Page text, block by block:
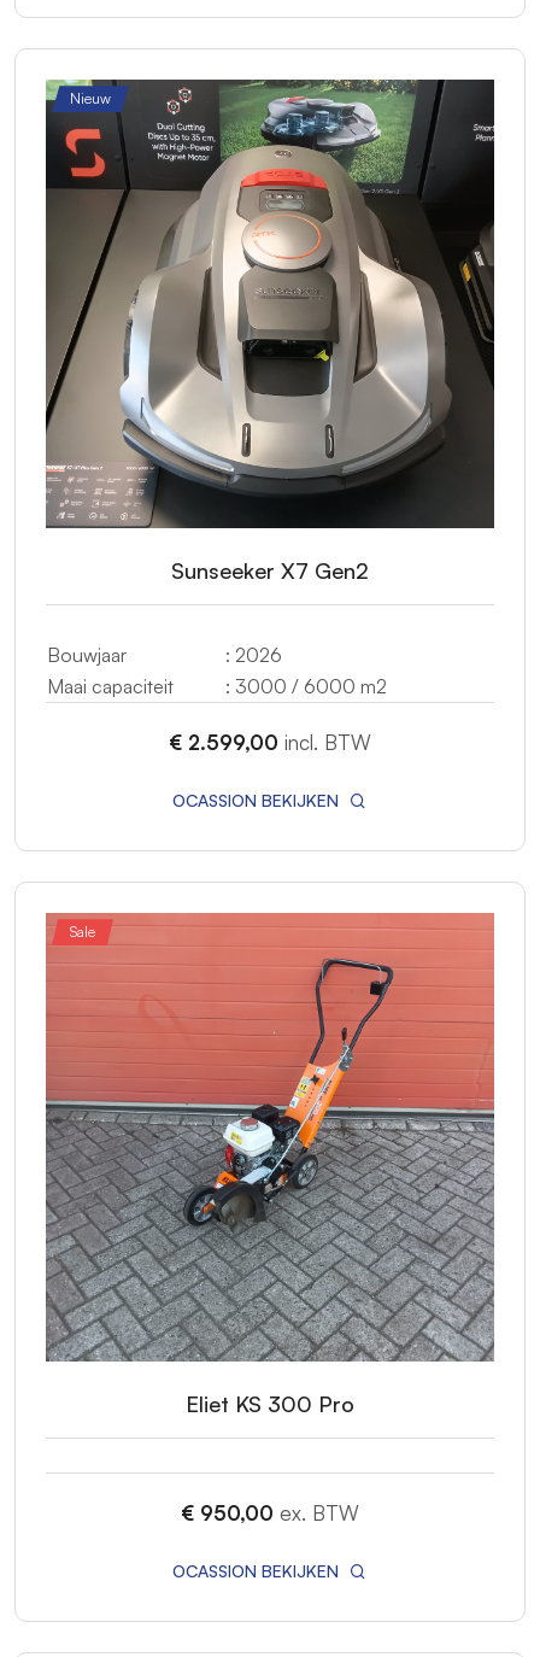
Nieuw
Sunseeker X7 Gen2
Bouwjaar
: 2026
Maai capaciteit
: 3000 / 6000 m2
€ 2.599,00 incl. BTW
OCASSION BEKIJKEN
Sale
Eliet KS 300 Pro
€ 950,00 ex. BTW
OCASSION BEKIJKEN